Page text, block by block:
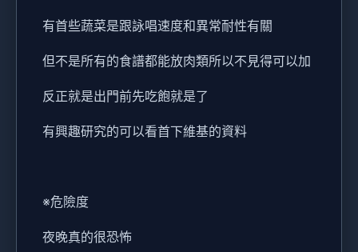
有首些蔬菜是跟詠唱速度和異常耐性有關
但不是所有的食譜都能放肉類所以不見得可以加
反正就是出門前先吃飽就是了
有興趣研究的可以看首下維基的資料
※危險度
夜晚真的很恐怖